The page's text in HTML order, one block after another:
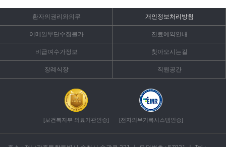
환자의권리와의무 개인정보처리방침
이메일무단수집불가 진료예약안내
비급여수가정보 찾아오시는길
장례식장 직원공간
[보건복지부 의료기관인증] [전자의무기록시스템인증]